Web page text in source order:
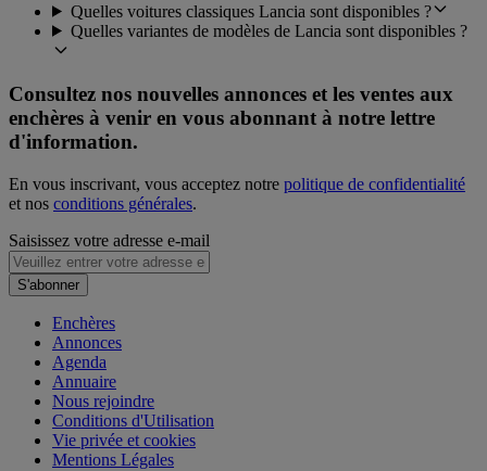
Quelles voitures classiques Lancia sont disponibles ?
Quelles variantes de modèles de Lancia sont disponibles ?
Consultez nos nouvelles annonces et les ventes aux
enchères à venir en vous abonnant à notre lettre
d'information.
En vous inscrivant, vous acceptez notre politique de confidentialité
et nos conditions générales.
Saisissez votre adresse e-mail
S'abonner
Enchères
Annonces
Agenda
Annuaire
Nous rejoindre
Conditions d'Utilisation
Vie privée et cookies
Mentions Légales